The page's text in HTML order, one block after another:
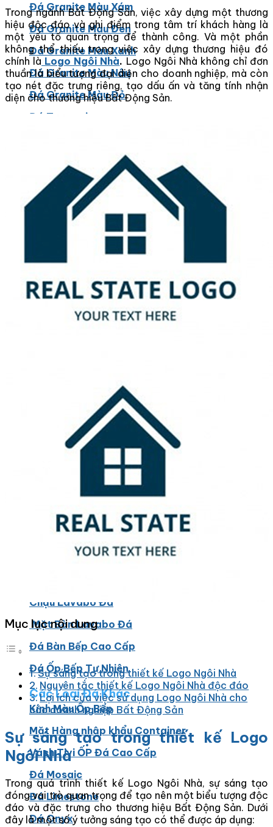
Đá Granite Màu Xám
Đá Granite Màu Đen
Đá Granite Màu Xanh
Đá Granite Màu Nâu
Đá Granite Màu Đỏ
Đá Travertine
Đá Marble Màu Kem
Đá Marble Màu Nâu
Đá Marble Màu Đen
Đá Marble Màu Đỏ
Đá Marble Màu Trắng
Đá Marble Màu Xanh
Đá Ốp Thang Máy
Đá Ốp Bếp Tự Nhiên
Tranh Đá Thạch Anh Đối Xứng
Tranh Đá Sơn Thủy Xuyên Sáng
Chậu Lavabo Đá
Mặt Bàn Lavabo Đá
Đá Bàn Bếp Cao Cấp
Đá Ốp Bếp Tự Nhiên
Các Loại Đá Khác
Kính Màu Ốp Bếp
Mặt Hàng nhập khẩu Container
Vách Tivi ỐP Đá Cao Cấp
Đá Mosaic
Đá Limestone
Đá Onyx
Trong ngành Bất Động Sản, việc xây dựng một thương
hiệu độc đáo và ghi điểm trong tâm trí khách hàng là
một yếu tố quan trọng để thành công. Và một phần
không thể thiếu trong việc xây dựng thương hiệu đó
chính là Logo Ngôi Nhà. Logo Ngôi Nhà không chỉ đơn
thuần là biểu tượng đại diện cho doanh nghiệp, mà còn
tạo nét đặc trưng riêng, tạo dấu ấn và tăng tính nhận
diện cho thương hiệu Bất Động Sản.
Mục lục nội dung
Sự sáng tạo trong thiết kế Logo Ngôi Nhà
Nguyên tắc thiết kế Logo Ngôi Nhà độc đáo
Lợi ích của việc sử dụng Logo Ngôi Nhà cho
các doanh nghiệp Bất Động Sản
Sự sáng tạo trong thiết kế Logo
Ngôi Nhà
Trong quá trình thiết kế Logo Ngôi Nhà, sự sáng tạo
đóng vai trò quan trọng để tạo nên một biểu tượng độc
đáo và đặc trưng cho thương hiệu Bất Động Sản. Dưới
đây là một số ý tưởng sáng tạo có thể được áp dụng: